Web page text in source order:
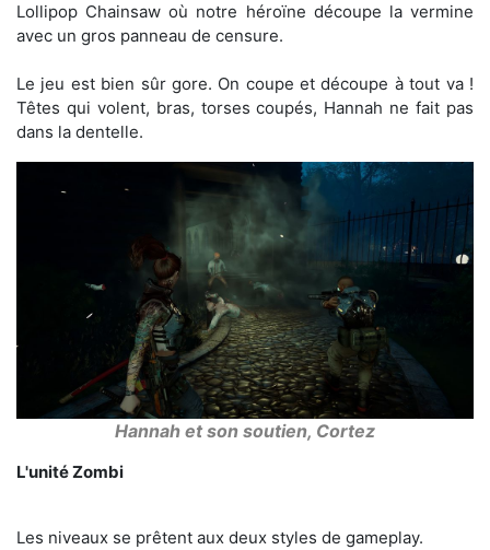
Lollipop Chainsaw où notre héroïne découpe la vermine
avec un gros panneau de censure.
Le jeu est bien sûr gore. On coupe et découpe à tout va !
Têtes qui volent, bras, torses coupés, Hannah ne fait pas
dans la dentelle.
Hannah et son soutien, Cortez
L'unité Zombi
Les niveaux se prêtent aux deux styles de gameplay.